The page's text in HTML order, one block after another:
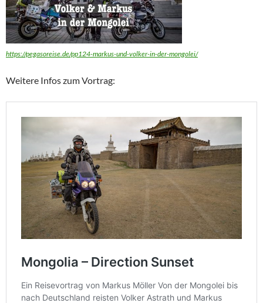
https://pegasoreise.de/pp124-markus-und-volker-in-der-mongolei/
Weitere Infos zum Vortrag: